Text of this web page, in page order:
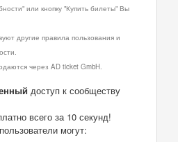
или кнопку "Купить билеты" Вы
другие правила пользования и
через AD ticket GmbH.
доступ к сообществу
всего за 10 секунд!
могут: